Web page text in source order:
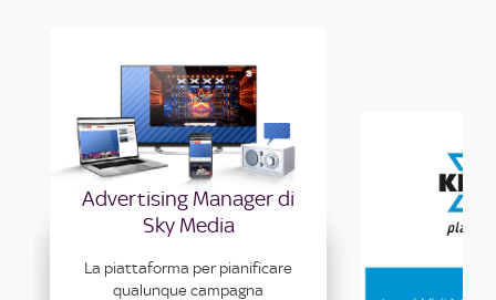
Advertising Manager di
Sky Media
La piattaforma per pianificare
qualunque campagna
La pubblicità